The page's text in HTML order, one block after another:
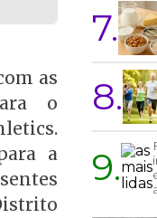
as
o
a
7.
8.
9.